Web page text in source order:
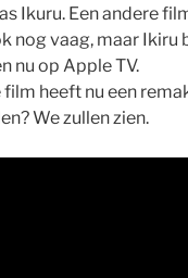
Ikuru. Een andere
nog vaag, maar Ikiru
nu op Apple TV.
film heeft nu een
We zullen zien.